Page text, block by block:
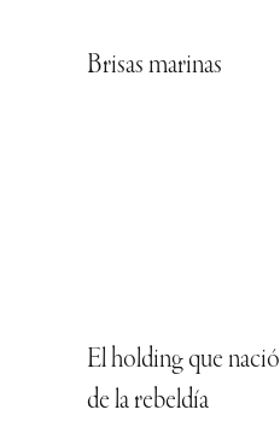
Brisas marinas
El holding que nació
de la rebeldía